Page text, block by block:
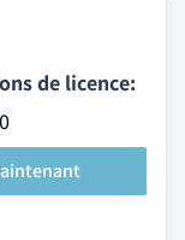
de licence: